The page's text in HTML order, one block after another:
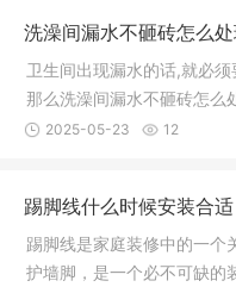
洗澡间漏水不砸砖怎么
卫生间出现漏水的话,就必
那么洗澡间漏水不砸砖怎么
漏水不
2025-05-23 12
踢脚线什么时候安装合适
踢脚线是家庭装修中的一个
护墙脚，是一个必不可缺的